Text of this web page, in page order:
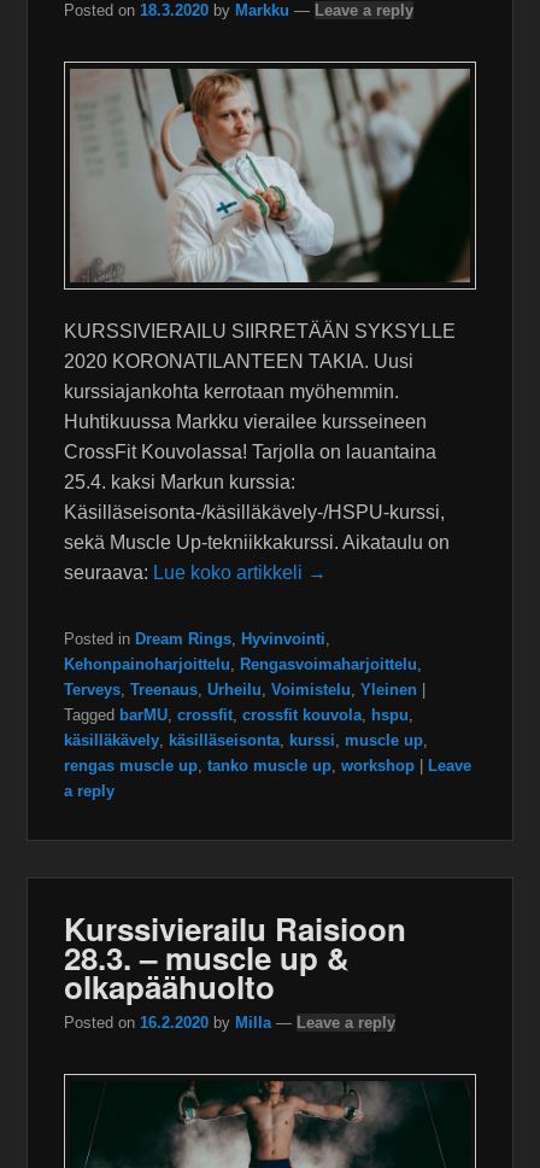
Posted on18.3.2020 by Markku — Leave a reply
KURSSIVIERAILU SIIRRETÄÄN SYKSYLLE
2020 KORONATILANTEEN TAKIA. Uusi
kurssiajankohta kerrotaan myöhemmin.
Huhtikuussa Markku vierailee kursseineen
CrossFit Kouvolassa! Tarjolla on lauantaina
25.4. kaksi Markun kurssia:
Käsilläseisonta-/käsilläkävely-/HSPU-kurssi,
sekä Muscle Up-tekniikkakurssi. Aikataulu on
seuraava: Lue koko artikkeli →
Posted in Dream Rings Hyvinvointi
Kehonpainoharjoittelu
Rengasvoimaharjoittelu
Terveys ,Treenaus ,Urheilu ,Voimistelu ,Yleinen |
Tagged barMU ,crossfit ,crossfit kouvola hspu
käsilläkävely käsilläseisonta kurssi muscle up
rengas muscle up ,tanko muscle up ,workshop | Leave
a reply
Kurssivierailu Raisioon
28.3. – muscle up &
olkapäähuolto
Posted on16.2.2020 by Milla — Leave a reply